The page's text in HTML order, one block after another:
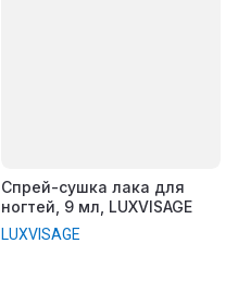
Спрей-сушка лака для
ногтей, 9 мл, LUXVISAGE
LUXVISAGE